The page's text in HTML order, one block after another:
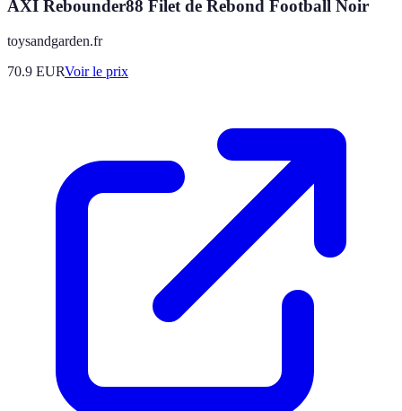
AXI Rebounder88 Filet de Rebond Football Noir
toysandgarden.fr
70.9 EURVoir le prix